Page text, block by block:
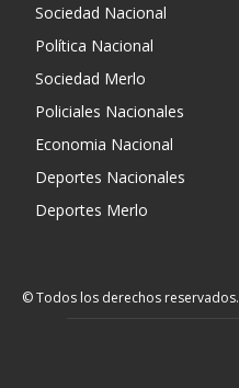
Sociedad Nacional
Política Nacional
Sociedad Merlo
Policiales Nacionales
Economia Nacional
Deportes Nacionales
Deportes Merlo
© Todos los derechos reservados.